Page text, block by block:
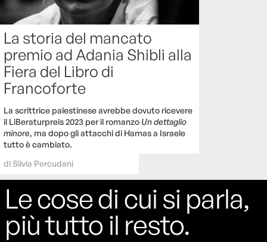
La storia del mancato
premio ad Adania Shibli alla
Fiera del Libro di
Francoforte
La scrittrice palestinese avrebbe dovuto ricevere
il LiBeraturpreis 2023 per il romanzo Un dettaglio
minore, ma dopo gli attacchi di Hamas a Israele
tutto è cambiato.
diSilvia Percudani
Le cose di cui si parla,
più tutto il resto.